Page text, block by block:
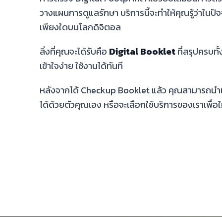
วางแผนการดูแลรักษา บริการนี้จะทำให้คุณรู้ว่าใ
เพียงใดบนโลกดิจิตอล
สิ่งที่คุณจะได้รับคือ Digital Bookletที่สรุปครบทั้
เข้าใจง่าย ใช้งานได้ทันที
หลังจากได้ Checkup Booklet แล้ว คุณสามารถน
ได้ด้วยตัวคุณเอง หรือจะเลือกใช้บริการของเราเพื่อใ